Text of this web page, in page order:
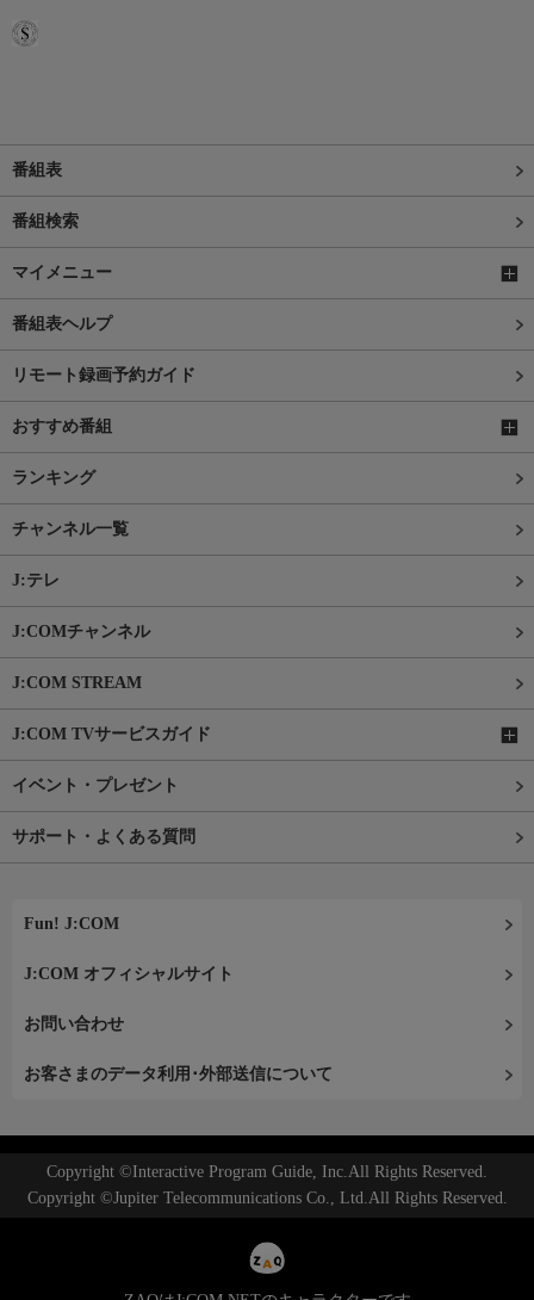
番組表
番組検索
マイメニュー
番組表ヘルプ
リモート録画予約ガイド
おすすめ番組
ランキング
チャンネル一覧
J:テレ
J:COMチャンネル
J:COM STREAM
J:COM TVサービスガイド
イベント・プレゼント
サポート・よくある質問
Fun! J:COM
J:COM オフィシャルサイト
お問い合わせ
お客さまのデータ利用･外部送信について
Copyright ©Interactive Program Guide, Inc.All Rights Reserved.
Copyright ©Jupiter Telecommunications Co., Ltd.All Rights Reserved.